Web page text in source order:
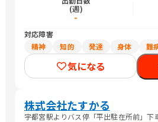
(週)
-
対応障害
精神
知的 発達 身体 難
気になる
株式会社たすかる
宇都宮駅よりバス停「平出駐在所前」下